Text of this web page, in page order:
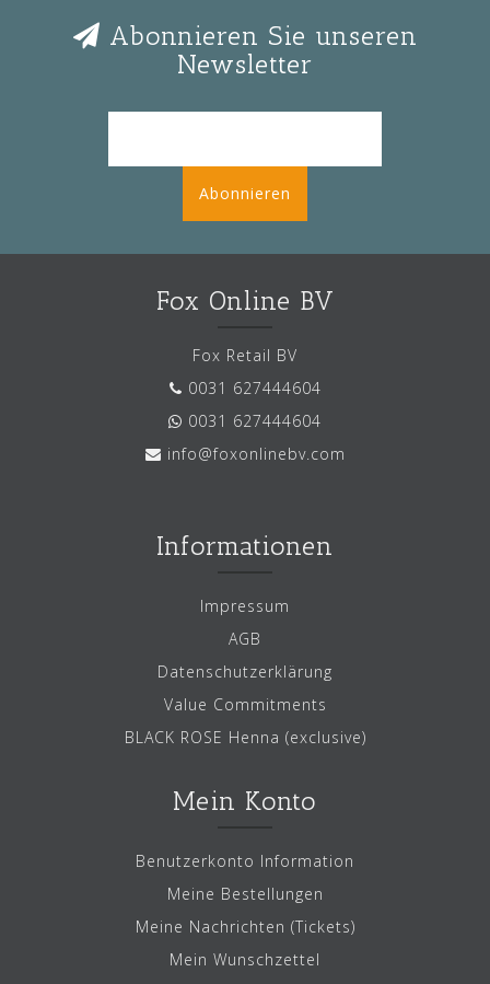
Abonnieren Sie unseren
Newsletter
Abonnieren
Fox Online BV
Fox Retail BV
0031 627444604
0031 627444604
info@foxonlinebv.com
Informationen
Impressum
AGB
Datenschutzerklärung
Value Commitments
BLACK ROSE Henna (exclusive)
Mein Konto
Benutzerkonto Information
Meine Bestellungen
Meine Nachrichten (Tickets)
Mein Wunschzettel